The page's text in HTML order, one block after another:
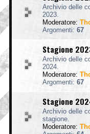
Archivio delle
2023.
Moderatore:
Argomenti: 67
Stagione
Archivio delle
2024.
Moderatore:
Argomenti: 67
Stagione
Archivio delle
stagione.
Moderatore: